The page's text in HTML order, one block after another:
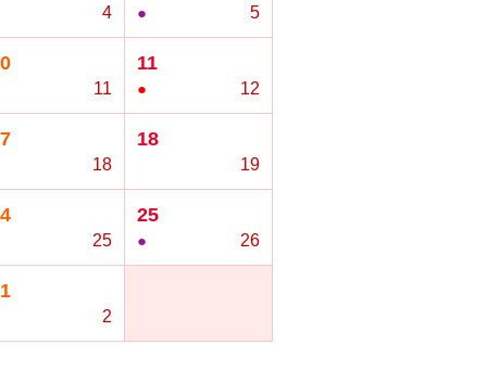
4 ● 5
11
11
● 12
18
18
19
25
25
● 26
2